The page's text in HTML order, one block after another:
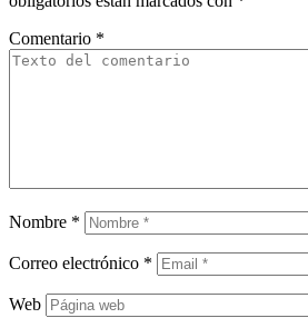
Comentario *
Nombre *
Correo electrónico *
Web